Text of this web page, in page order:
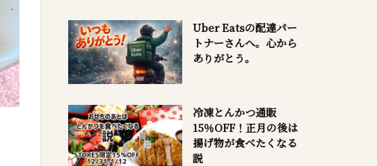
Uber Eatsの配達パー
トナーさんへ。心から
ありがとう。
冷凍とんかつ通販
15％OFF！正月の後は
揚げ物が食べたくなる
説